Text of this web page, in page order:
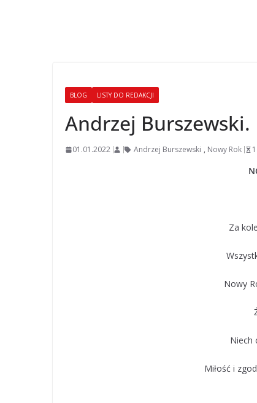
BLOG LISTY DO REDAKCJI
Andrzej Burszewski.
01.01.2022 Andrzej Burszewski , Nowy Rok
Za
Nowy
Niech
Miłość i